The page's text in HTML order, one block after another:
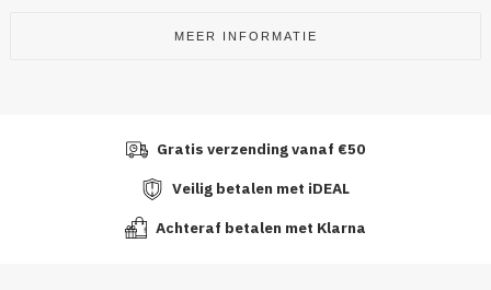
MEER INFORMATIE
Gratis verzending vanaf €50
Veilig betalen met iDEAL
Achteraf betalen met Klarna